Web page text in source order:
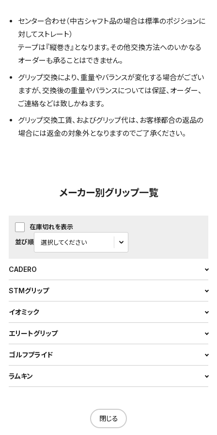
センター合わせ（中古シャフト品の場合は標準のポジションに
対してストレート）
テープは『縦巻き』となります。その他交換方法へのいかなる
オーダーも承ることはできません。
グリップ交換により、重量やバランスが変化する場合がござい
ますが、交換後の重量やバランスについては保証、オーダー、
ご連絡などは致しかねます。
グリップ交換工賃、およびグリップ代は、お客様都合の返品の
場合には返金の対象外となりますのでご了承ください。
メーカー別グリップ一覧
在庫切れを表示
並び順
CADERO
STMグリップ
イオミック
エリートグリップ
ゴルフプライド
ラムキン
閉じる